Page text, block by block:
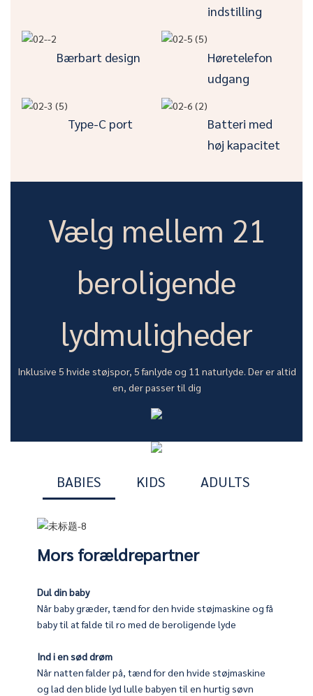
indstilling
Bærbart design
Høretelefon
udgang
Type-C port
Batteri med
høj kapacitet
Vælg mellem 21
beroligende
lydmuligheder
Inklusive 5 hvide støjspor, 5 fanlyde og 11 naturlyde. Der er altid
en, der passer til dig
BABIES KIDS ADULTS
Mors forældrepartner
Dul din baby
Når baby græder, tænd for den hvide støjmaskine og få
baby til at falde til ro med de beroligende lyde
Ind i en sød drøm
Når natten falder på, tænd for den hvide støjmaskine
og lad den blide lyd lulle babyen til en hurtig søvn
børn
du går i seng, og lad det bløde lys og den beroligende
den vil levere en behagelig og afslappende lyd,
være din eventyrlige følgesvend